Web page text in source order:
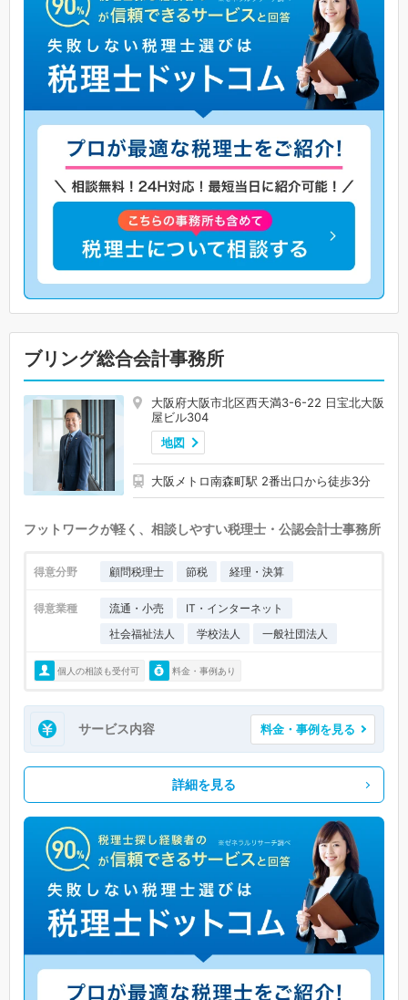
ブリング総合会計事務所
大阪府大阪市北区西天満3-6-22 日宝北大阪
屋ビル304
地図
大阪メトロ南森町駅 2番出口から徒歩3分
フットワークが軽く、相談しやすい税理士・公認会計士事務所
得意分野 顧問税理士 節税 経理・決算
得意業種 流通・小売
IT・インターネット
社会福祉法人
学校法人 一般社団法人
個人の相談も受付可 料金・事例あり
サービス内容 料金・事例を見る
詳細を見る